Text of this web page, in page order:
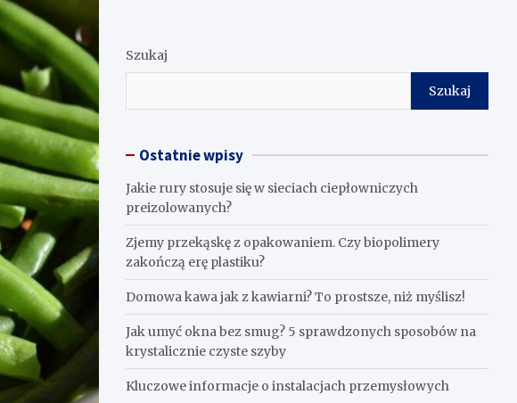
Szukaj
Szukaj
Ostatnie wpisy
Jakie rury stosuje się w sieciach ciepłowniczych
preizolowanych?
Zjemy przekąskę z opakowaniem. Czy biopolimery
zakończą erę plastiku?
​Domowa kawa jak z kawiarni? To prostsze, niż myślisz!
Jak umyć okna bez smug? 5 sprawdzonych sposobów na
krystalicznie czyste szyby
Kluczowe informacje o instalacjach przemysłowych